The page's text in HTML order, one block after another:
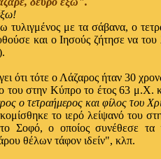
τυλιγμένος με τα σάβανα, ο
και ο Ιησούς ζήτησε να
ότι τότε ο Λάζαρος ήταν 30
του στην Κύπρο το έτος 63 μ.Χ.
ο τετραήμερος και φίλος του
το ιερό λείψανό του
Σοφό, ο οποίος συνέθεσε τα
θέλων τάφον ιδείν", κλπ.